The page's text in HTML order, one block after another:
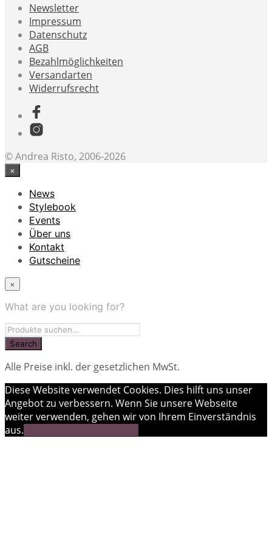
Newsletter
Impressum
Datenschutz
AGB
Bezahlmöglichkeiten
Versandarten
Widerrufsrecht
© Andrea Risto, 2006-2026
×
News
Stylebook
Events
Über uns
Kontakt
Gutscheine
×
What are you looking for?
Alle Preise inkl. der gesetzlichen MwSt.
Diese Website verwendet Cookies. Dies hilft uns unser
Angebot zu verbessern. Wenn Sie unsere Webseite
weiter verwenden, gehen wir von Ihrem Einverständnis
aus.